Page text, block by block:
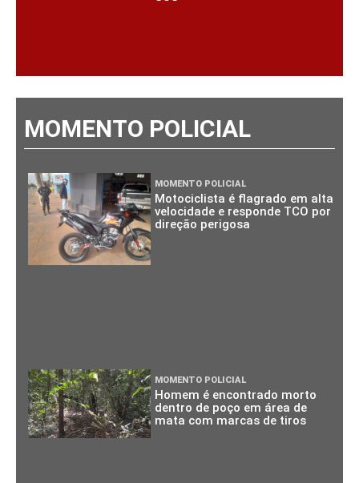
MOMENTO POLICIAL
MOMENTO POLICIAL
Motociclista é flagrado em alta
velocidade e responde TCO por
direção perigosa
MOMENTO POLICIAL
Homem é encontrado morto
dentro de poço em área de
mata com marcas de tiros